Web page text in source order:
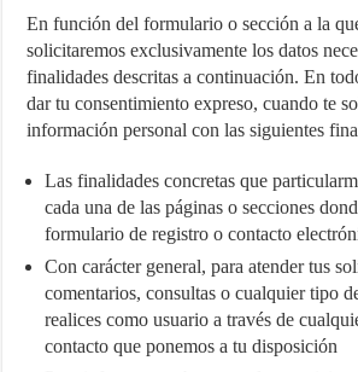
En función del formulario o sección a la
solicitaremos exclusivamente los datos
finalidades descritas a continuación. En
dar tu consentimiento expreso, cuando te
información personal con las siguientes
Las finalidades concretas que
cada una de las páginas o secciones
formulario de registro o contacto
Con carácter general, para atender tus
comentarios, consultas o cualquier tipo
realices como usuario a través de
contacto que ponemos a tu disposición